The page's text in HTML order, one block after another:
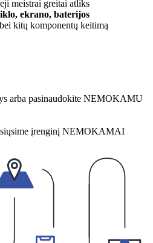
meistrai greitai atliks
ekrano, baterijos
bei kitų komponentų keitimą
arba pasinaudokite NEMOKAMU
įrenginį NEMOKAMAI